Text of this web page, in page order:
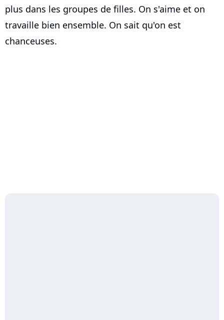
plus dans les groupes de filles. On s'aime et on
travaille bien ensemble. On sait qu'on est
chanceuses.